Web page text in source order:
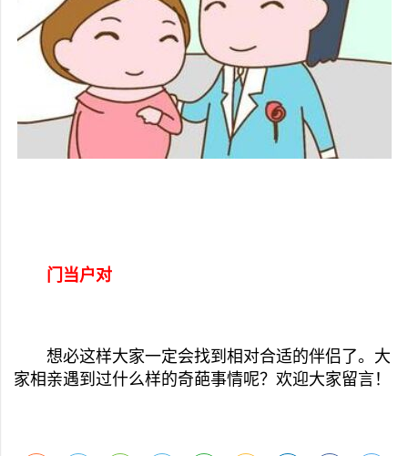
门当户对
想必这样大家一定会找到相对合适的伴侣了。大
家相亲遇到过什么样的奇葩事情呢？欢迎大家留言！